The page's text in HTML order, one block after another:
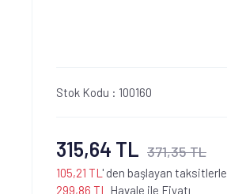
Stok Kodu : 100160
315,64 TL 371,35 TL
105,21 TL ' den başlayan taksitlerle
299,86 TL
Havale ile Fiyatı